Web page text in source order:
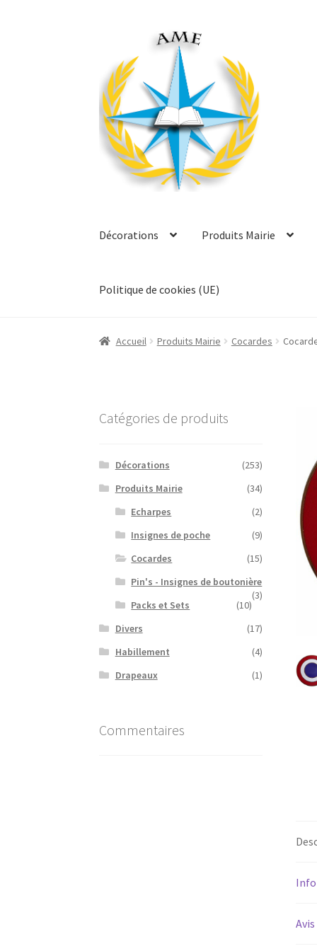
navigation
contenu
Décorations Produits Mairie
Politique de cookies (UE)
Accueil Produits Mairie Cocardes
Catégories de produits
Décorations
(253)
Produits Mairie
(34)
Echarpes
(2)
Insignes de poche
(9)
Cocardes
(15)
Pin's - Insignes de boutonière
(3)
Packs et Sets
(10)
Divers
(17)
Habillement
(4)
Drapeaux
(1)
Commentaires